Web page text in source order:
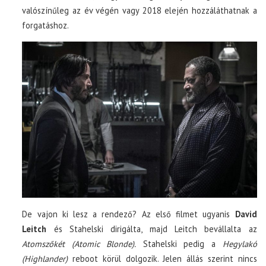
valószínűleg az év végén vagy 2018 elején hozzáláthatnak a
forgatáshoz.
De vajon ki lesz a rendező? Az első filmet ugyanis David
Leitch és Stahelski dirigálta, majd Leitch bevállalta az
Atomszőkét (Atomic Blonde). Stahelski pedig a Hegylakó
(Highlander)reboot körül dolgozik. Jelen állás szerint nincs